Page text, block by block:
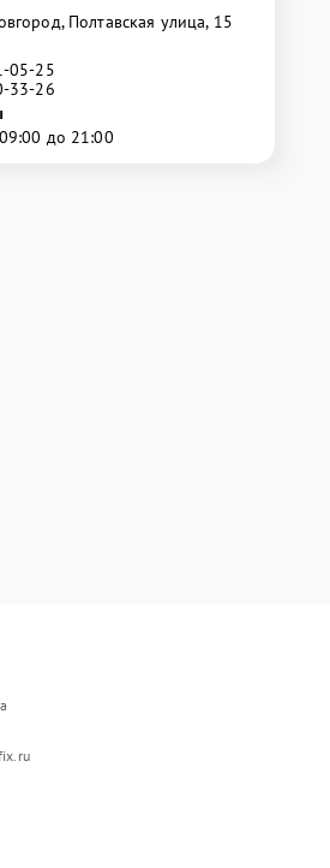
Полтавская улица, 15
05-25
33-26
до 21:00